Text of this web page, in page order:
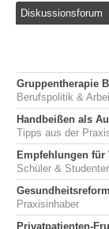
Diskussionsforum
Gruppentherapie
Berufspolitik &
Handbeißen als
Tipps aus der
Empfehlungen
Schüler &
Praxisinhaber
Privatpatienten-